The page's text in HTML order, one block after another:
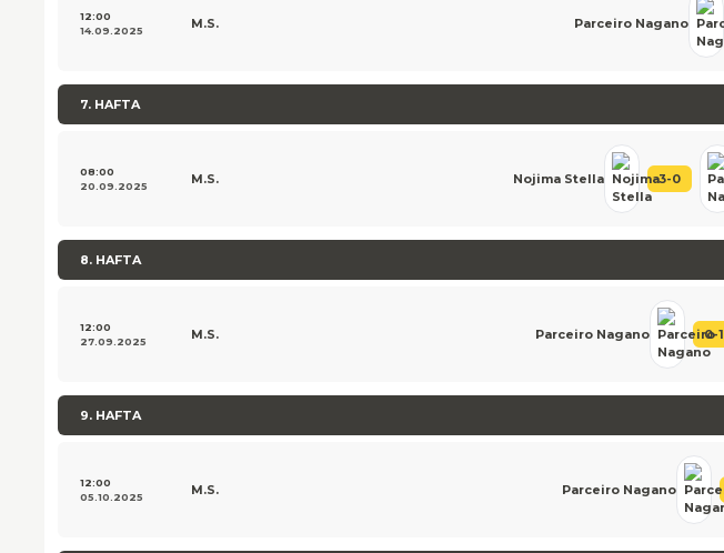
12:00
14.09.2025
M.S. Parceiro Nagano
7. HAFTA
08:00
20.09.2025
M.S. Nojima Stella 3-0
8. HAFTA
12:00
27.09.2025
M.S. Parceiro Nagano 0-1
9. HAFTA
12:00
05.10.2025
M.S. Parceiro Nagano